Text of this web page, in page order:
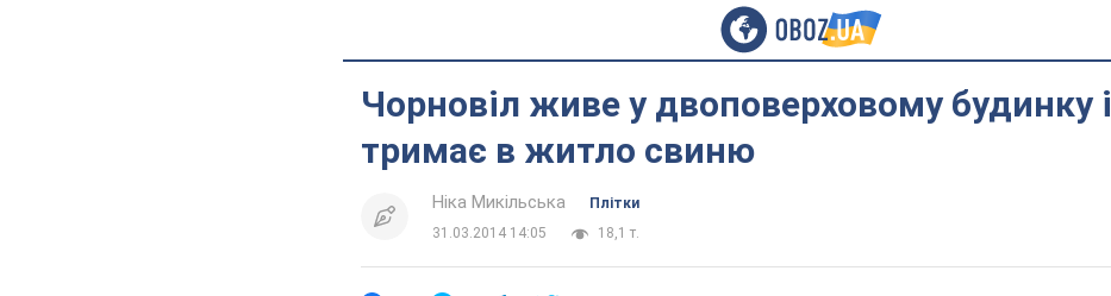
Чорновіл живе у двоповерховому будинку і
тримає в житло свиню
Ніка Микільська
Плітки
31.03.2014 14:05
18,1 т.